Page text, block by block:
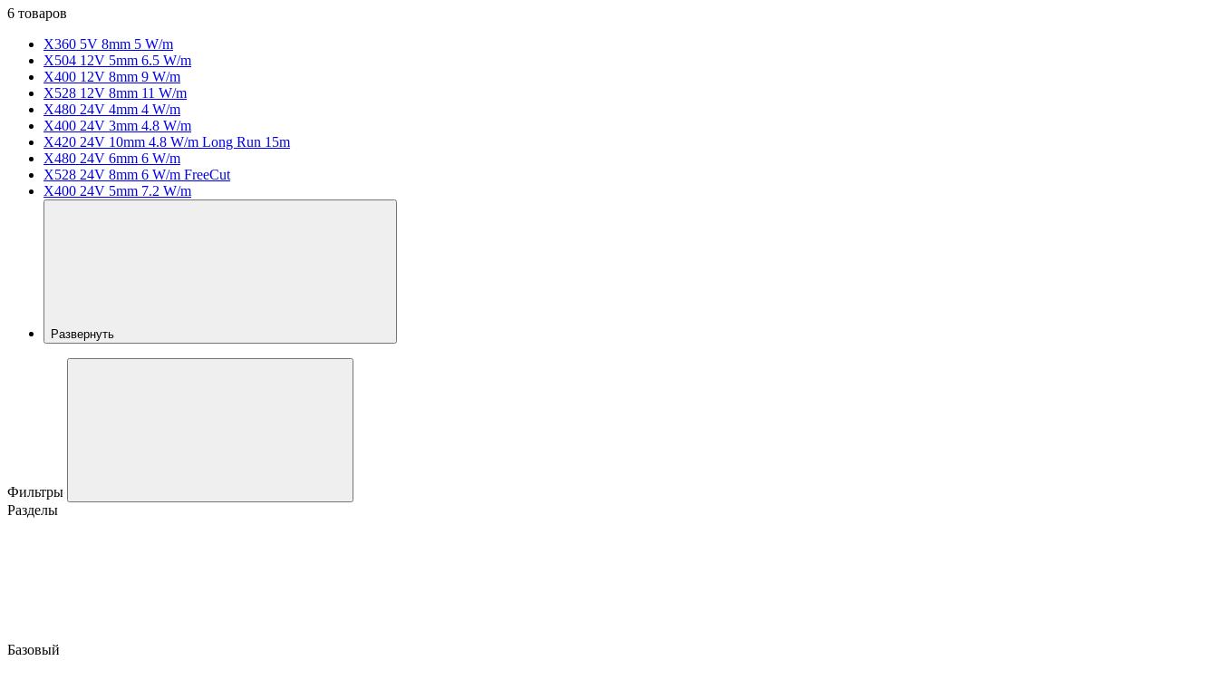
6 товаров
X360 5V 8mm 5 W/m
X504 12V 5mm 6.5 W/m
X400 12V 8mm 9 W/m
X528 12V 8mm 11 W/m
X480 24V 4mm 4 W/m
X400 24V 3mm 4.8 W/m
X420 24V 10mm 4.8 W/m Long Run 15m
X480 24V 6mm 6 W/m
X528 24V 8mm 6 W/m FreeCut
X400 24V 5mm 7.2 W/m
Развернуть
Фильтры
Разделы
Базовый